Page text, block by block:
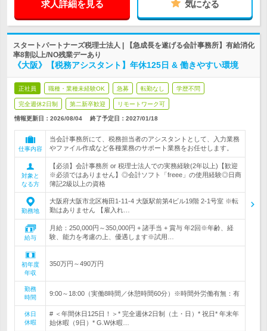
求人詳細を見る 気になる
スタートパートナーズ税理士法人 | 【急成長を遂げる会計事務所】有給消化
率8割以上/NO残業デーあり
《大阪》【税務アシスタント】年休125日 & 働きやすい環境
正社員 職種・業種未経験OK 急募 転勤なし 学歴不問
完全週休2日制 第二新卒歓迎 リモートワーク可
情報更新日：2026/08/04 終了予定日： 2027/01/18
仕事内容
当会計事務所にて、税務担当者のアシスタントとして、入力業務
やファイル作成など各種業務のサポート業務をお任せします。
対象と
なる方
【必須】会計事務所 or 税理士法人での実務経験(2年以上)【歓迎
※必須ではありません】◎会計ソフト「freee」の使用経験◎日商
簿記2級以上の資格
勤務地
大阪府大阪市北区梅田1-11-4 大阪駅前第4ビル19階 2-1号室 ※転
勤はありません 【雇入れ…
給与
月給：250,000円～350,000円 + 諸手当 + 賞与 年2回※年齢、経
験、能力を考慮の上、優遇します※試用…
初年度
年収
350万円～490万円
勤務
時間
9:00～18:00（実働8時間／休憩時間60分）※時間外労働有無：有
休日
休暇
# ＜年間休日125日！＞* 完全週休2日制（土・日）* 祝日* 年末年
始休暇（9日）* G.W休暇…